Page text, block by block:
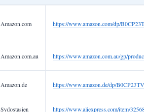
Amazon.com https://www.amazon.com/dp/
Amazon.com.au https://www.amazon.com.au/gp/
Amazon.de https://www.amazon.de/dp/
Sydostasien https://www.aliexpress.com/item/